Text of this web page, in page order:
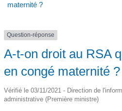
maternité ?
Question-réponse
A-t-on droit au RSA
en congé maternité ?
Vérifié le 03/11/2021 - Direction de
administrative (Première ministre)